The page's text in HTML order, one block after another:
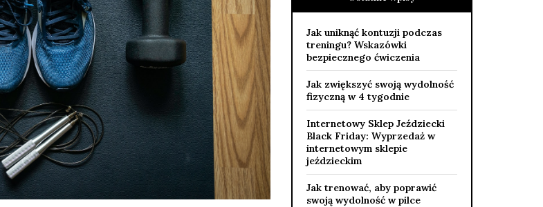
Jak uniknąć kontuzji podczas
treningu? Wskazówki
bezpiecznego ćwiczenia
Jak zwiększyć swoją wydolność
fizyczną w 4 tygodnie
Internetowy Sklep Jeździecki
Black Friday: Wyprzedaż w
internetowym sklepie
jeździeckim
Jak trenować, aby poprawić
swoją wydolność w pilce